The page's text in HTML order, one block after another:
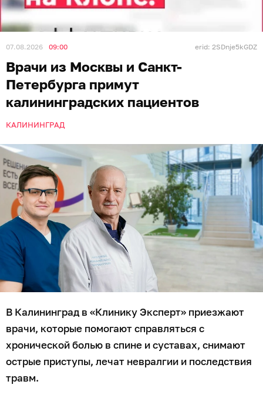
07.08.2026 09:00 erid: 2SDnje5kGDZ
Врачи из Москвы и Санкт-
Петербурга примут
калининградских пациентов
КАЛИНИНГРАД
В Калининград в «Клинику Эксперт» приезжают
врачи, которые помогают справляться с
хронической болью в спине и суставах, снимают
острые приступы, лечат невралгии и последствия
травм.